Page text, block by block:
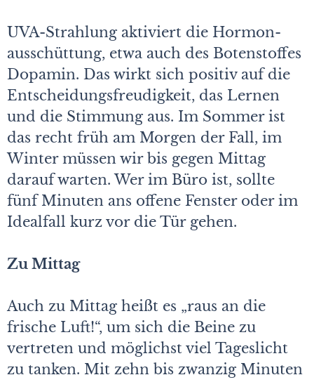
UVA-Strahlung aktiviert die Hormon­
ausschüttung, etwa auch des Botenstoffes
Dopamin. Das wirkt sich positiv auf die
Entscheidungsfreudigkeit, das Lernen
und die Stimmung aus. Im Sommer ist
das recht früh am Morgen der Fall, im
Winter müssen wir bis gegen Mittag
darauf warten. Wer im Büro ist, sollte
fünf Minuten ans offene Fenster oder im
Ideal­fall kurz vor die Tür gehen.
Zu Mittag
Auch zu Mittag heißt es „raus an die
frische Luft!“, um sich die Beine zu
vertreten und möglichst viel Tageslicht
zu tanken. Mit zehn bis zwanzig Minuten